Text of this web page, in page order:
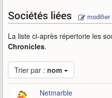
Sociétés liées modifier
La liste ci-après répertorie les
Chronicles.
Trier par : nom
Netmarble